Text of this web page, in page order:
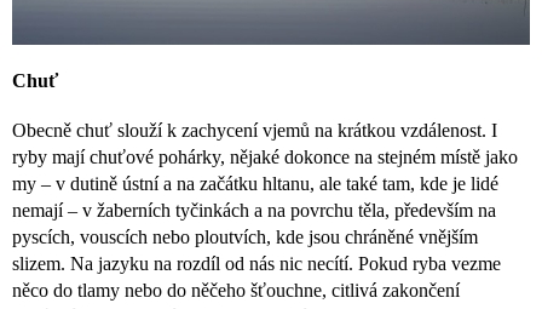
Chuť
Obecně chuť slouží k zachycení vjemů na krátkou vzdálenost. I
ryby mají chuťové pohárky, nějaké dokonce na stejném místě jako
my – v dutině ústní a na začátku hltanu, ale také tam, kde je lidé
nemají – v žaberních tyčinkách a na povrchu těla, především na
pyscích, vouscích nebo ploutvích, kde jsou chráněné vnějším
slizem. Na jazyku na rozdíl od nás nic necítí. Pokud ryba vezme
něco do tlamy nebo do něčeho šťouchne, citlivá zakončení